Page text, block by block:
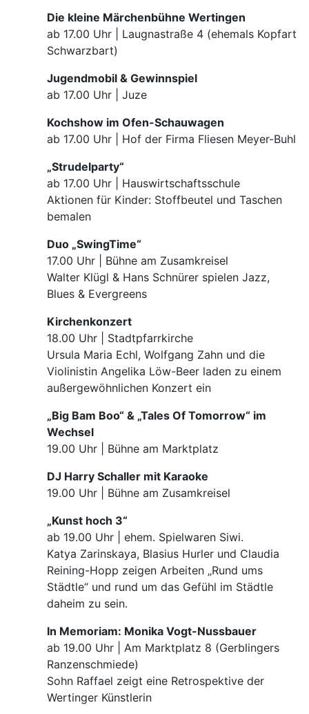
Die kleine Märchenbühne Wertingen
ab 17.00 Uhr | Laugnastraße 4 (ehemals Kopfart
Schwarzbart)
Jugendmobil & Gewinnspiel
ab 17.00 Uhr | Juze
Kochshow im Ofen-Schauwagen
ab 17.00 Uhr | Hof der Firma Fliesen Meyer-Buhl
„Strudelparty“
ab 17.00 Uhr | Hauswirtschaftsschule
Aktionen für Kinder: Stoffbeutel und Taschen
bemalen
Duo „SwingTime“
17.00 Uhr | Bühne am Zusamkreisel
Walter Klügl & Hans Schnürer spielen Jazz,
Blues & Evergreens
Kirchenkonzert
18.00 Uhr | Stadtpfarrkirche
Ursula Maria Echl, Wolfgang Zahn und die
Violinistin Angelika Löw-Beer laden zu einem
außergewöhnlichen Konzert ein
„Big Bam Boo“ & „Tales Of Tomorrow“ im
Wechsel
19.00 Uhr | Bühne am Marktplatz
DJ Harry Schaller mit Karaoke
19.00 Uhr | Bühne am Zusamkreisel
„Kunst hoch 3“
ab 19.00 Uhr | ehem. Spielwaren Siwi.
Katya Zarinskaya, Blasius Hurler und Claudia
Reining-Hopp zeigen Arbeiten „Rund ums
Städtle“ und rund um das Gefühl im Städtle
daheim zu sein.
In Memoriam: Monika Vogt-Nussbauer
ab 19.00 Uhr | Am Marktplatz 8 (Gerblingers
Ranzenschmiede)
Sohn Raffael zeigt eine Retrospektive der
Wertinger Künstlerin